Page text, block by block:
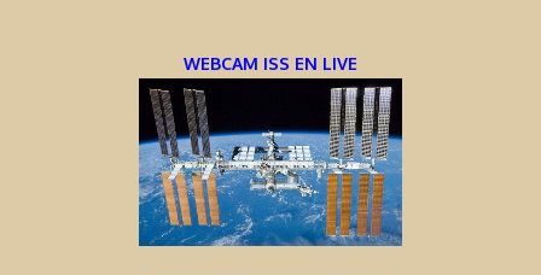
WEBCAM ISS EN LIVE